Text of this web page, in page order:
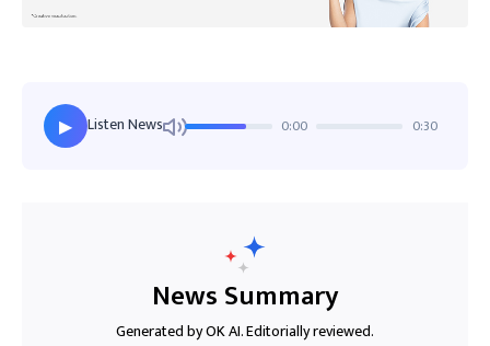
▶ Listen News 0:00 0:30
News Summary
Generated by OK AI. Editorially reviewed.